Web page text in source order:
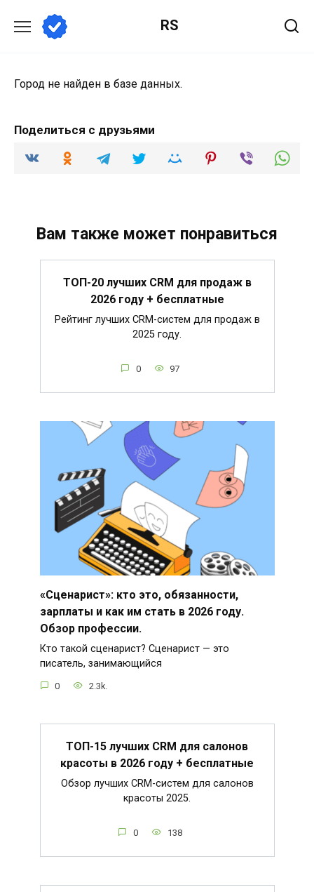
содержанию
RS
Город не найден в базе данных.
Поделиться с друзьями
Вам также может понравиться
ТОП-20 лучших CRM для продаж в
2026 году + бесплатные
Рейтинг лучших CRM-систем для продаж в
2025 году.
0 97
«Сценарист»: кто это, обязанности,
зарплаты и как им стать в 2026 году.
Обзор профессии.
Кто такой сценарист? Сценарист — это
писатель, занимающийся
0 2.3k.
ТОП-15 лучших CRM для салонов
красоты в 2026 году + бесплатные
Обзор лучших CRM-систем для салонов
красоты 2025.
0 138